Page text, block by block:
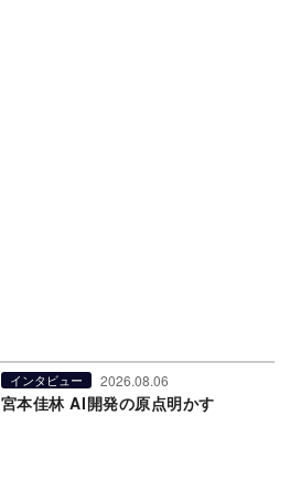
インタビュー 2026.08.06
宮本佳林 AI開発の原点明かす